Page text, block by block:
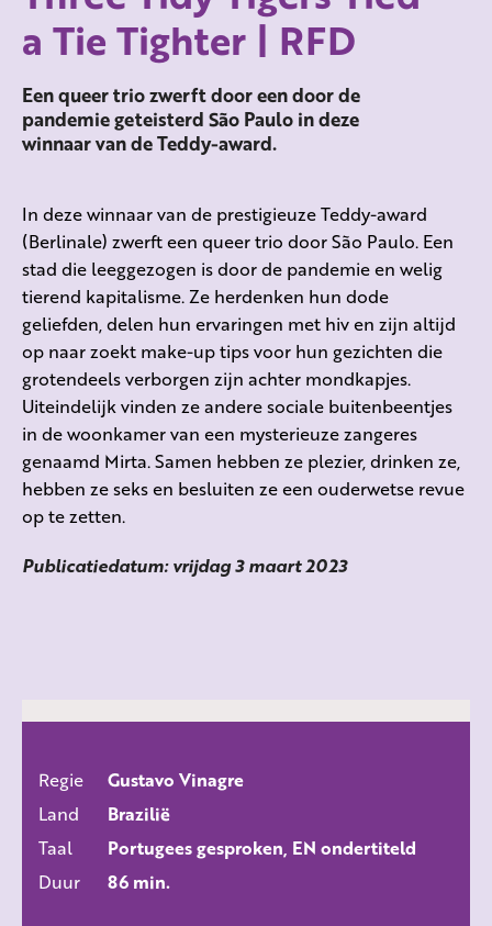
a Tie Tighter | RFD
Een queer trio zwerft door een door de
pandemie geteisterd São Paulo in deze
winnaar van de Teddy-award.
In deze winnaar van de prestigieuze Teddy-award
(Berlinale) zwerft een queer trio door São Paulo. Een
stad die leeggezogen is door de pandemie en welig
tierend kapitalisme. Ze herdenken hun dode
geliefden, delen hun ervaringen met hiv en zijn altijd
op naar zoekt make-up tips voor hun gezichten die
grotendeels verborgen zijn achter mondkapjes.
Uiteindelijk vinden ze andere sociale buitenbeentjes
in de woonkamer van een mysterieuze zangeres
genaamd Mirta. Samen hebben ze plezier, drinken ze,
hebben ze seks en besluiten ze een ouderwetse revue
op te zetten.
Publicatiedatum: vrijdag 3 maart 2023
ALLE FILMS
Regie
Gustavo Vinagre
Land
Brazilië
Taal
Portugees gesproken, EN ondertiteld
Duur
86 min.